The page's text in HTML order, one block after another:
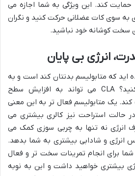
حمایت کند. این ویژگی به شما اجازه می
به سوی کات عضلانی حرکت کنید و نگران
سخت کوشانه خود نباشید.
انرژی بی پایان
اید که متابولیسم بدنتان کند است و به
راحتی وزن اضافه می کنید؟ CLA می تواند به افزایش سطح
یک متابولیسم فعال تر به این معنی
استراحت نیز کالری بیشتری می
انرژی نه تنها به چربی سوزی کمک می
انرژی و شادابی بیشتری به شما بدهد.
شما برای انجام تمرینات سخت تر و فعال
بیشتری خواهید داشت و این به نوبه